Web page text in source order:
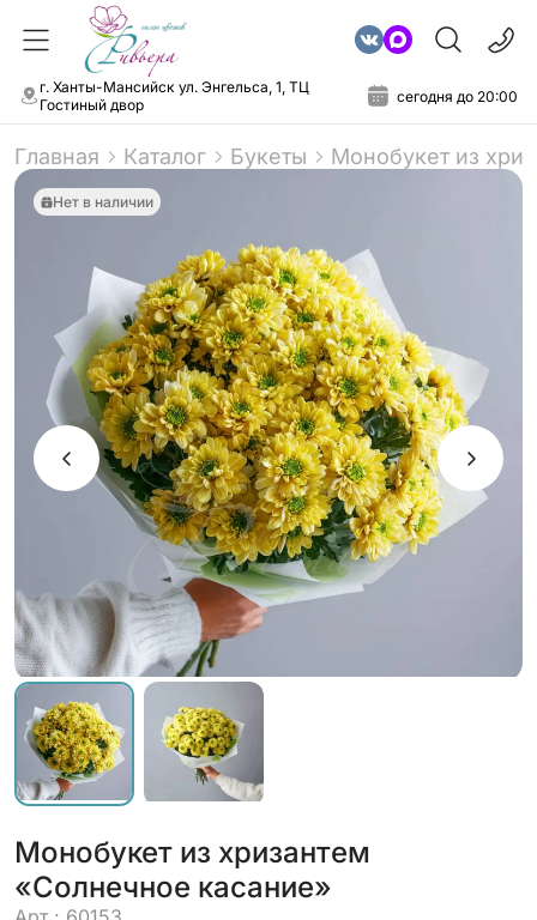
г. Ханты-Мансийск ул. Энгельса, 1, ТЦ
Гостиный двор
сегодня до 20:00
Главная Каталог Букеты Монобукет из
Нет в наличии
Монобукет из хризантем
«Солнечное касание»